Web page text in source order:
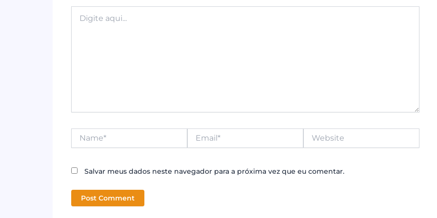
k
aqui...
Website
Salvar meus dados neste navegador para a próxima vez que eu comentar.